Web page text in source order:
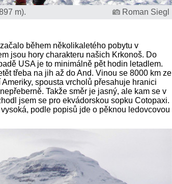
m). Roman Siegl
během několikaletého pobytu v
jsou hory charakteru našich Krkonoš. Do
USA je to minimálně pět hodin letadlem.
třeba na jih až do And. Vinou se 8000 km ze
spousta vrcholů přesahuje hranici
Takže směr je jasný, ale kam se v
jsem se pro ekvádorskou sopku Cotopaxi.
podle popisů jde o pěknou ledovcovou